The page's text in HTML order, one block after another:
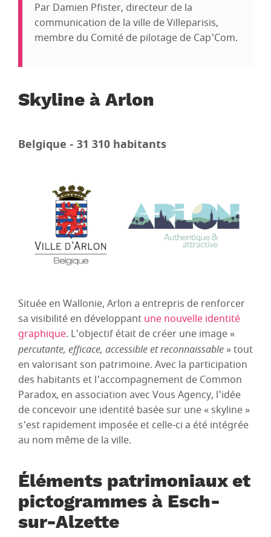
Par Damien Pfister, directeur de la
communication de la ville de Villeparisis,
membre du Comité de pilotage de Cap'Com.
Skyline à Arlon
Belgique - 31 310 habitants
Située en Wallonie, Arlon a entrepris de renforcer
sa visibilité en développant une nouvelle identité
graphique. L'objectif était de créer une image «
percutante, efficace, accessible et reconnaissable » tout
en valorisant son patrimoine. Avec la participation
des habitants et l'accompagnement de Common
Paradox, en association avec Vous Agency, l'idée
de concevoir une identité basée sur une « skyline »
s'est rapidement imposée et celle-ci a été intégrée
au nom même de la ville.
Éléments patrimoniaux et
pictogrammes à Esch-
sur-Alzette